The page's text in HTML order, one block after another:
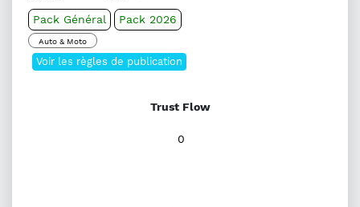
Pack Général Pack 2026
Auto & Moto
Voir les règles de publication
Trust Flow
0